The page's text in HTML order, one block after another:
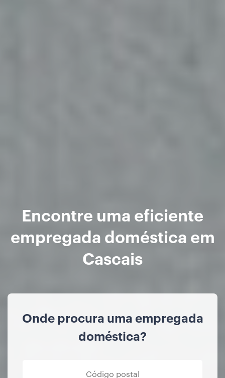
Encontre uma eficiente
empregada doméstica em
Cascais
Onde procura uma empregada
doméstica?